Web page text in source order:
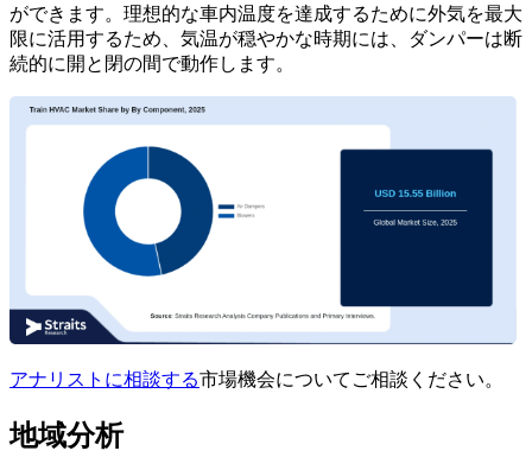
ができます。理想的な車内温度を達成するために外気を最大
限に活用するため、気温が穏やかな時期には、ダンパーは断
続的に開と閉の間で動作します。
アナリストに相談する市場機会についてご相談ください。
地域分析